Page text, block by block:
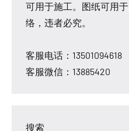
可用于施工。图纸可用
络，违者必究。
客服电话：13501094618
客服微信：13885420
搜索